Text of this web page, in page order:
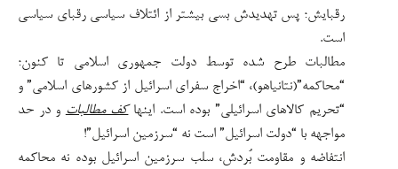
رقبایش؛ پس تهدیدش بسی بیشتر از ائتلاف سیاسی رقبای سیاسی
است.
مطالبات طرح شده توسط دولت جمهوری اسلامی تا کنون؛
“محاکمه”(نتانیاهو)، “اخراج سفرای اسرائیل از کشورهای اسلامی” و
“تحریم کالاهای اسرائیلی” بوده است. اینهاکف مطالباتو در حد
مواجهه با “دولت اسرائیل” است نه “سرزمین اسرائیل”!
انتفاضه و مقاومت بُردش، سلب سرزمین اسرائیل بوده نه محاکمه